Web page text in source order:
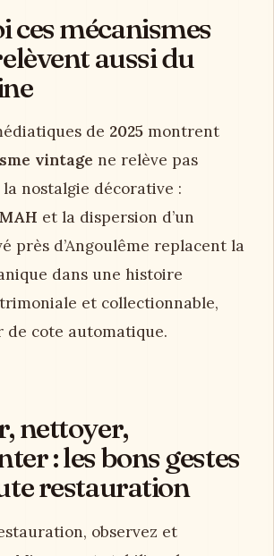
ces mécanismes
aussi du
de 2025 montrent
vintage ne relève pas
nostalgie décorative :
MAH et la dispersion d’un
près d’Angoulême replacent la
dans une histoire
et collectionnable,
de cote automatique.
nettoyer,
: les bons gestes
restauration
observez et